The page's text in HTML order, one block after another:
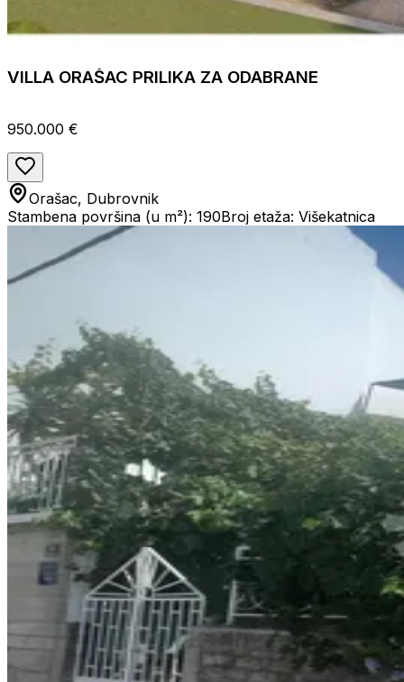
VILLA ORAŠAC PRILIKA ZA ODABRANE
950.000 €
Orašac, Dubrovnik
Stambena površina (u m²): 190Broj etaža: Višekatnica